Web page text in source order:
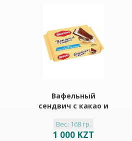
Вафельный
сендвич с какао и
"Яшкино" 168гр
Вес: 168 гр.
1 000 KZT